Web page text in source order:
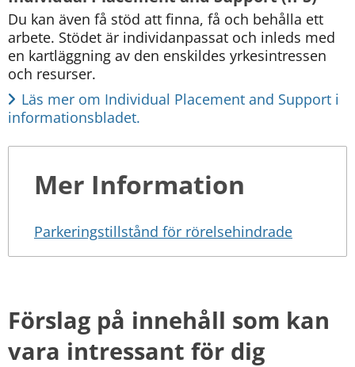
Du kan även få stöd att finna, få och behålla ett
arbete. Stödet är individanpassat och inleds med
en kartläggning av den enskildes yrkesintressen
och resurser.
Läs mer om Individual Placement and Support i
informationsbladet.
Mer Information
Parkeringstillstånd för rörelsehindrade
Förslag på innehåll som kan
vara intressant för dig